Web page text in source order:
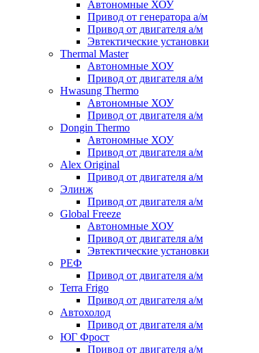
Автономные ХОУ
Привод от генератора а/м
Привод от двигателя а/м
Эвтектические установки
Thermal Master
Автономные ХОУ
Привод от двигателя а/м
Hwasung Thermo
Автономные ХОУ
Привод от двигателя а/м
Dongin Thermo
Автономные ХОУ
Привод от двигателя а/м
Alex Original
Привод от двигателя а/м
Элинж
Привод от двигателя а/м
Global Freeze
Автономные ХОУ
Привод от двигателя а/м
Эвтектические установки
РЕФ
Привод от двигателя а/м
Terra Frigo
Привод от двигателя а/м
Автохолод
Привод от двигателя а/м
ЮГ Фрост
Привод от двигателя а/м